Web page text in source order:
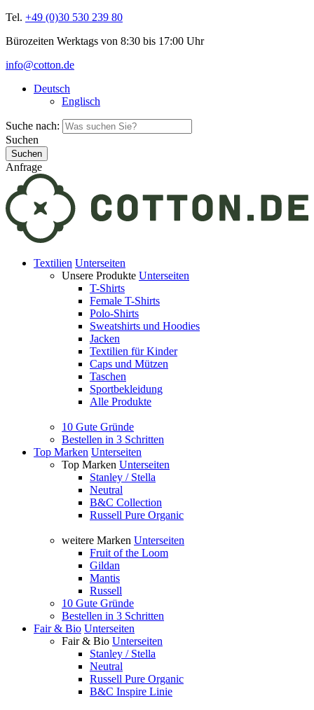
Tel. +49 (0)30 530 239 80
Bürozeiten Werktags von 8:30 bis 17:00 Uhr
info@cotton.de
Deutsch
Englisch
Suche nach:
Suchen
Anfrage
Textilien Unterseiten
Unsere Produkte Unterseiten
T-Shirts
Female T-Shirts
Polo-Shirts
Sweatshirts und Hoodies
Jacken
Textilien für Kinder
Caps und Mützen
Taschen
Sportbekleidung
Alle Produkte
10 Gute Gründe
Bestellen in 3 Schritten
Top Marken Unterseiten
Top Marken Unterseiten
Stanley / Stella
Neutral
B&C Collection
Russell Pure Organic
weitere Marken Unterseiten
Fruit of the Loom
Gildan
Mantis
Russell
10 Gute Gründe
Bestellen in 3 Schritten
Fair & Bio Unterseiten
Fair & Bio Unterseiten
Stanley / Stella
Neutral
Russell Pure Organic
B&C Inspire Linie